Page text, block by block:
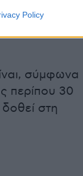
Policy
να
σύμφωνα
περίπου 30
στη